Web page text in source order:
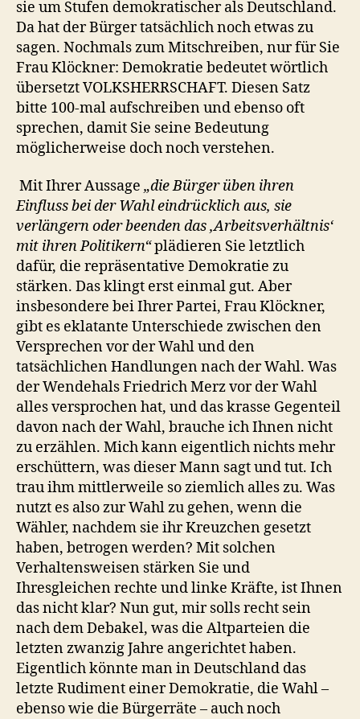
sie um Stufen demokratischer als Deutschland.
Da hat der Bürger tatsächlich noch etwas zu
sagen. Nochmals zum Mitschreiben, nur für Sie
Frau Klöckner: Demokratie bedeutet wörtlich
übersetzt VOLKSHERRSCHAFT. Diesen Satz
bitte 100-mal aufschreiben und ebenso oft
sprechen, damit Sie seine Bedeutung
möglicherweise doch noch verstehen.
Mit Ihrer Aussage „die Bürger üben ihren
Einfluss bei der Wahl eindrücklich aus, sie
verlängern oder beenden das ‚Arbeitsverhältnis‘
mit ihren Politikern“plädieren Sie letztlich
dafür, die repräsentative Demokratie zu
stärken. Das klingt erst einmal gut. Aber
insbesondere bei Ihrer Partei, Frau Klöckner,
gibt es eklatante Unterschiede zwischen den
Versprechen vor der Wahl und den
tatsächlichen Handlungen nach der Wahl. Was
der Wendehals Friedrich Merz vor der Wahl
alles versprochen hat, und das krasse Gegenteil
davon nach der Wahl, brauche ich Ihnen nicht
zu erzählen. Mich kann eigentlich nichts mehr
erschüttern, was dieser Mann sagt und tut. Ich
trau ihm mittlerweile so ziemlich alles zu. Was
nutzt es also zur Wahl zu gehen, wenn die
Wähler, nachdem sie ihr Kreuzchen gesetzt
haben, betrogen werden? Mit solchen
Verhaltensweisen stärken Sie und
Ihresgleichen rechte und linke Kräfte, ist Ihnen
das nicht klar? Nun gut, mir solls recht sein
nach dem Debakel, was die Altparteien die
letzten zwanzig Jahre angerichtet haben.
Eigentlich könnte man in Deutschland das
letzte Rudiment einer Demokratie, die Wahl –
ebenso wie die Bürgerräte – auch noch